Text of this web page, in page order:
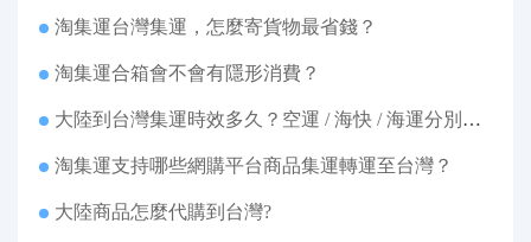
淘集運台灣集運，怎麼寄貨物最省錢？
淘集運合箱會不會有隱形消費？
大陸到台灣集運時效多久？空運 / 海快 / 海運分別幾天
淘集運支持哪些網購平台商品集運轉運至台灣？
大陸商品怎麼代購到台灣?